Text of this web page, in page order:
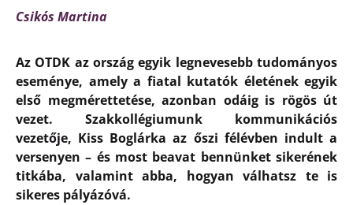
Csikós Martina
Az OTDK az ország egyik legnevesebb tudományos
eseménye, amely a fiatal kutatók életének egyik
első megmérettetése, azonban odáig is rögös út
vezet. Szakkollégiumunk kommunikációs
vezetője, Kiss Boglárka az őszi félévben indult a
versenyen – és most beavat bennünket sikerének
titkába, valamint abba, hogyan válhatsz te is
sikeres pályázóvá. ​